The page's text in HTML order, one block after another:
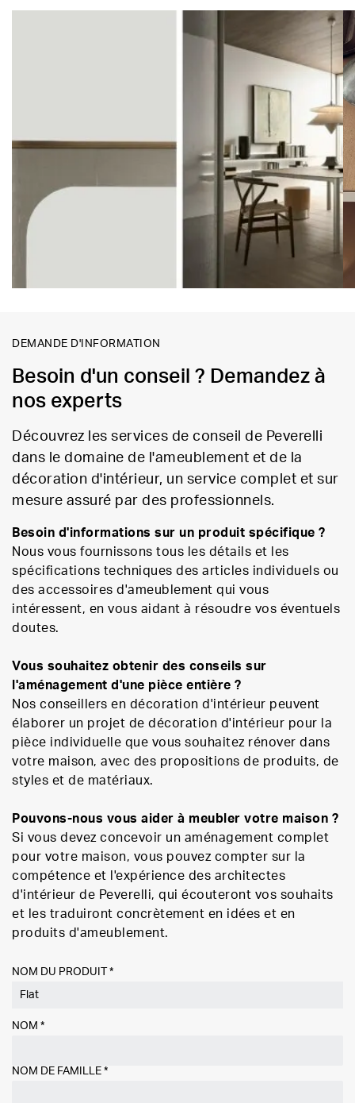
DEMANDE D'INFORMATION
Besoin d'un conseil ? Demandez à
nos experts
Découvrez les services de conseil de Peverelli
dans le domaine de l'ameublement et de la
décoration d'intérieur, un service complet et sur
mesure assuré par des professionnels.
Besoin d'informations sur un produit spécifique ?
Nous vous fournissons tous les détails et les
spécifications techniques des articles individuels ou
des accessoires d'ameublement qui vous
intéressent, en vous aidant à résoudre vos éventuels
doutes.
Vous souhaitez obtenir des conseils sur
l'aménagement d'une pièce entière ?
Nos conseillers en décoration d'intérieur peuvent
élaborer un projet de décoration d'intérieur pour la
pièce individuelle que vous souhaitez rénover dans
votre maison, avec des propositions de produits, de
styles et de matériaux.
Pouvons-nous vous aider à meubler votre maison ?
Si vous devez concevoir un aménagement complet
pour votre maison, vous pouvez compter sur la
compétence et l'expérience des architectes
d'intérieur de Peverelli, qui écouteront vos souhaits
et les traduiront concrètement en idées et en
produits d'ameublement.
NOM DU PRODUIT *
NOM *
NOM DE FAMILLE *